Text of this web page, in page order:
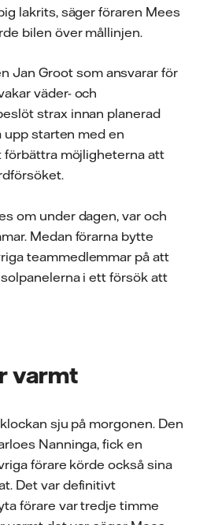
lakrits, säger föraren Mees
bilen över mållinjen.
Jan Groot som ansvarar för
väder- och
strax innan planerad
starten med en
förbättra möjligheterna att
om under dagen, var och
Medan förarna bytte
teammedlemmar på att
i ett försök att
varmt
sju på morgonen. Den
Nanninga, fick en
förare körde också sina
Det var definitivt
förare var tredje timme